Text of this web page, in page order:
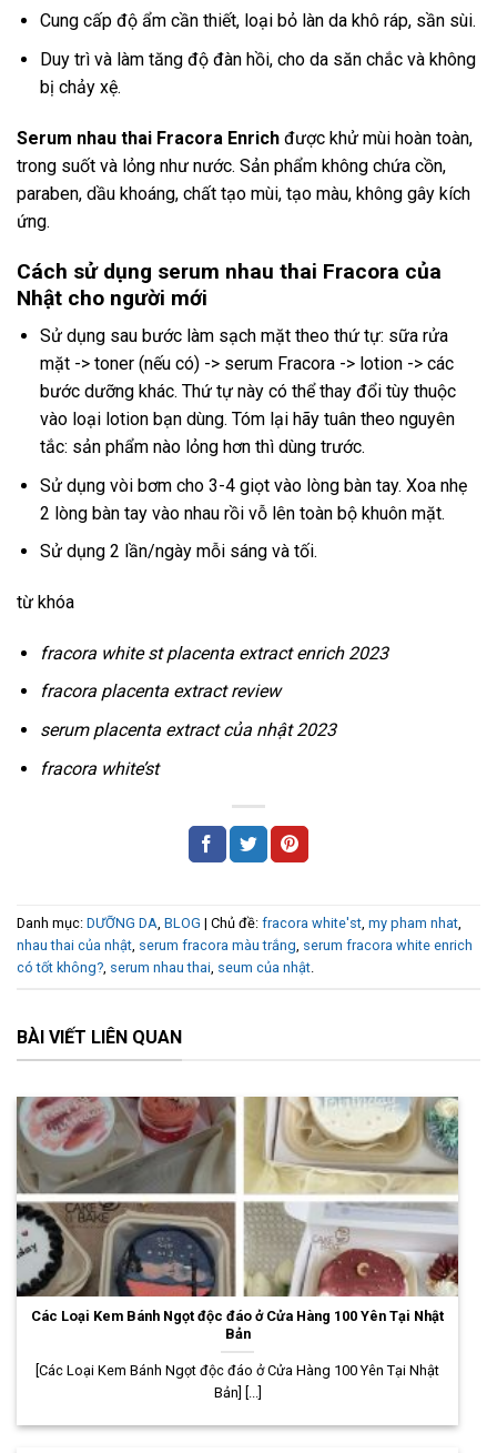
Cung cấp độ ẩm cần thiết, loại bỏ làn da khô ráp, sần sùi.
Duy trì và làm tăng độ đàn hồi, cho da săn chắc và không
bị chảy xệ.
Serum nhau thai Fracora Enrich được khử mùi hoàn toàn,
trong suốt và lỏng như nước. Sản phẩm không chứa cồn,
paraben, dầu khoáng, chất tạo mùi, tạo màu, không gây kích
ứng.
Cách sử dụng serum nhau thai Fracora của
Nhật cho người mới
Sử dụng sau bước làm sạch mặt theo thứ tự: sữa rửa
mặt -> toner (nếu có) -> serum Fracora -> lotion -> các
bước dưỡng khác. Thứ tự này có thể thay đổi tùy thuộc
vào loại lotion bạn dùng. Tóm lại hãy tuân theo nguyên
tắc: sản phẩm nào lỏng hơn thì dùng trước.
Sử dụng vòi bơm cho 3-4 giọt vào lòng bàn tay. Xoa nhẹ
2 lòng bàn tay vào nhau rồi vỗ lên toàn bộ khuôn mặt.
Sử dụng 2 lần/ngày mỗi sáng và tối.
từ khóa
fracora white st placenta extract enrich 2023
fracora placenta extract review
serum placenta extract của nhật 2023
fracora white’st
Danh mục: DƯỠNG DA, BLOG | Chủ đề: fracora white'st, my pham nhat,
nhau thai của nhật, serum fracora màu trắng, serum fracora white enrich
có tốt không?, serum nhau thai, seum của nhật.
BÀI VIẾT LIÊN QUAN
Các Loại Kem Bánh Ngọt độc đáo ở Cửa Hàng 100 Yên Tại Nhật
Bản
[Các Loại Kem Bánh Ngọt độc đáo ở Cửa Hàng 100 Yên Tại Nhật
Bản] [...]